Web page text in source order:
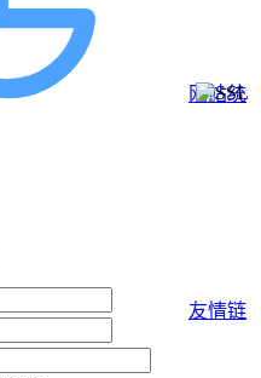
网站统
友情链